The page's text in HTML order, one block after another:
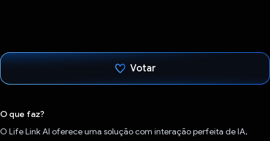
Votar
O que faz?
O Life Link AI oferece uma solução com interação perfeita de IA,